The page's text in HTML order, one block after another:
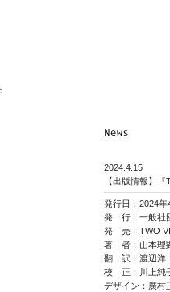
2024.4.15
【出版情報】
発行日：2024年
発 行：一般社
発 売：TWO
著 者：山本理
翻 訳：渡辺洋
校 正：川上純
デザイン：廣村